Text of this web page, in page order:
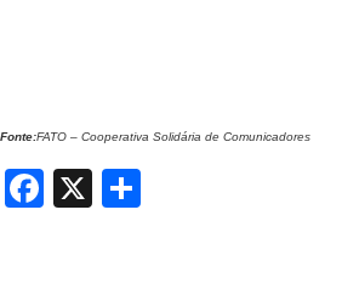
Fonte:FATO – Cooperativa Solidária de Comunicadores
Facebook
X